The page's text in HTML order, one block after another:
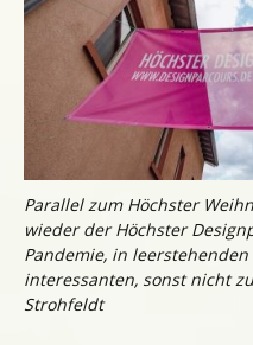
Parallel zum Höchster
wieder der Höchster
Pandemie, in
interessanten, sonst nicht
Strohfeldt